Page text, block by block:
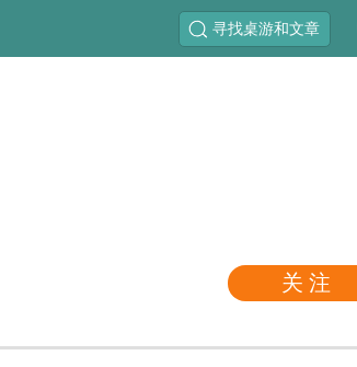
寻找桌游和文章
关 注